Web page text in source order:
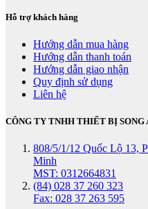
Hỗ trợ khách hàng
Hướng dẫn mua hàng
Hướng dẫn thanh toán
Hướng dẫn giao nhận
Quy định sử dụng
Liên hệ
CÔNG TY TNHH THIẾT BỊ SONG
808/5/1/12 Quốc Lộ 13,
Minh
MST: 0312664831
(84) 028 37 260 323
Fax: 028 37 263 595